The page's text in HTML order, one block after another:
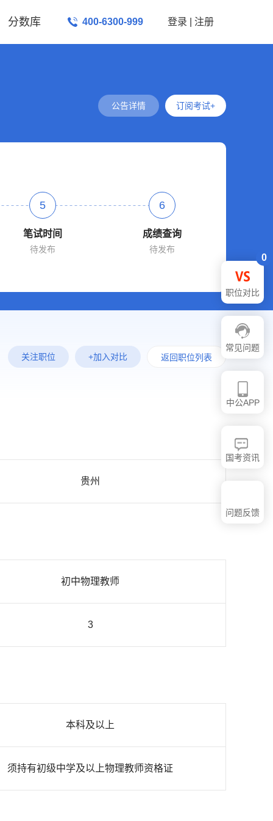
400-6300-999 登录 注册
分数库
公告详情 订阅考试+
5
笔试时间
待发布
6
成绩查询
待发布
关注职位 +加入对比 返回职位列表
贵州
初中物理教师
3
本科及以上
须持有初级中学及以上物理教师资格证
0
职位对比
常见问题
中公APP
国考资讯
问题反馈